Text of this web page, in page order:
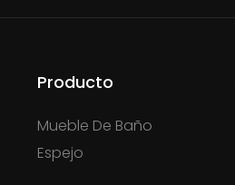
Producto
Mueble De Baño
Espejo